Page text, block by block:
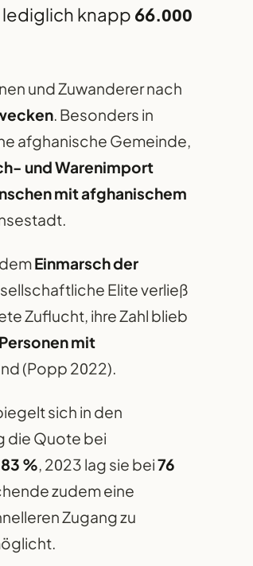
lediglich knapp 66.000
und Zuwanderer nach
. Besonders in
afghanische Gemeinde,
und Warenimport
mit afghanischem
Einmarsch der
Elite verließ
Zuflucht, ihre Zahl blieb
mit
(Popp 2022).
sich in den
die Quote bei
83 %, 2023 lag sie bei76
zudem eine
Zugang zu